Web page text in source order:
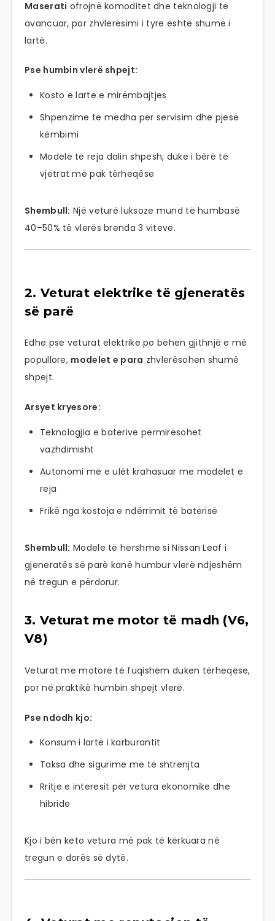
Maserati ofrojnë komoditet dhe teknologji të
avancuar, por zhvlerësimi i tyre është shumë i
lartë.
Pse humbin vlerë shpejt:
Kosto e lartë e mirëmbajtjes
Shpenzime të mëdha për servisim dhe pjesë
këmbimi
Modele të reja dalin shpesh, duke i bërë të
vjetrat më pak tërheqëse
Shembull: Një veturë luksoze mund të humbasë
40–50% të vlerës brenda 3 viteve.
2. Veturat elektrike të gjeneratës
së parë
Edhe pse veturat elektrike po bëhen gjithnjë e më
popullore, modelet e para zhvlerësohen shumë
shpejt.
Arsyet kryesore:
Teknologjia e baterive përmirësohet
vazhdimisht
Autonomi më e ulët krahasuar me modelet e
reja
Frikë nga kostoja e ndërrimit të baterisë
Shembull: Modele të hershme si Nissan Leaf i
gjeneratës së parë kanë humbur vlerë ndjeshëm
në tregun e përdorur.
3. Veturat me motor të madh (V6,
V8)
Veturat me motorë të fuqishëm duken tërheqëse,
por në praktikë humbin shpejt vlerë.
Pse ndodh kjo:
Konsum i lartë i karburantit
Taksa dhe sigurime më të shtrenjta
Rritje e interesit për vetura ekonomike dhe
hibride
Kjo i bën këto vetura më pak të kërkuara në
tregun e dorës së dytë.